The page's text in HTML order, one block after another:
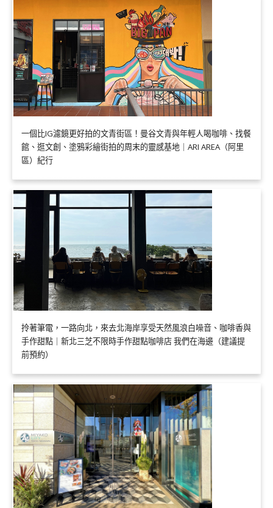
一個比IG濾鏡更好拍的文青街區！曼谷文青與年輕人喝咖啡、找餐
館、逛文創、塗鴉彩繪街拍的周末的靈感基地｜ARI AREA（阿里
區）紀行
拎著筆電，一路向北，來去北海岸享受天然風浪白噪音、咖啡香與
手作甜點｜新北三芝不限時手作甜點咖啡店 我們在海邊（建議提
前預約）